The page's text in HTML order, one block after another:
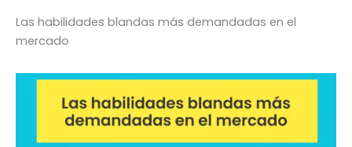
Las habilidades blandas más demandadas en el
mercado